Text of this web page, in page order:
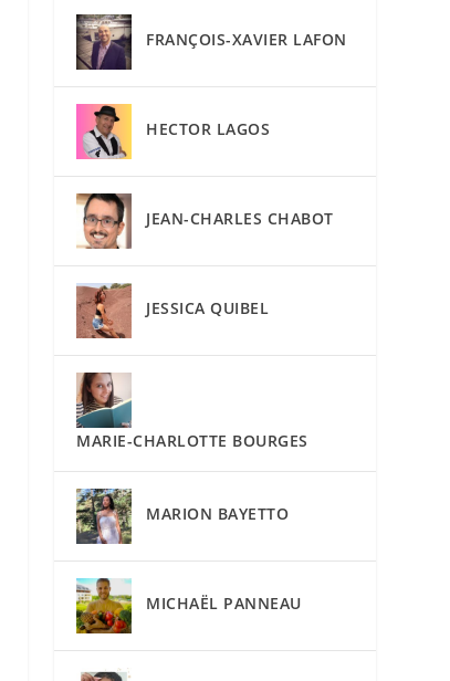
FRANÇOIS-XAVIER LAFON
HECTOR LAGOS
JEAN-CHARLES CHABOT
JESSICA QUIBEL
MARIE-CHARLOTTE BOURGES
MARION BAYETTO
MICHAËL PANNEAU